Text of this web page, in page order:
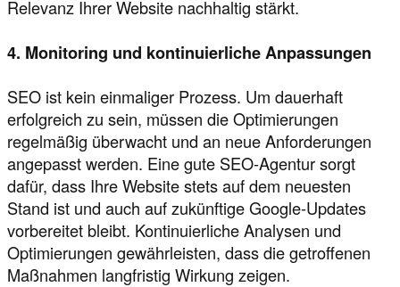
Relevanz Ihrer Website nachhaltig stärkt.
4. Monitoring und kontinuierliche Anpassungen
SEO ist kein einmaliger Prozess. Um dauerhaft
erfolgreich zu sein, müssen die Optimierungen
regelmäßig überwacht und an neue Anforderungen
angepasst werden. Eine gute SEO-Agentur sorgt
dafür, dass Ihre Website stets auf dem neuesten
Stand ist und auch auf zukünftige Google-Updates
vorbereitet bleibt. Kontinuierliche Analysen und
Optimierungen gewährleisten, dass die getroffenen
Maßnahmen langfristig Wirkung zeigen.